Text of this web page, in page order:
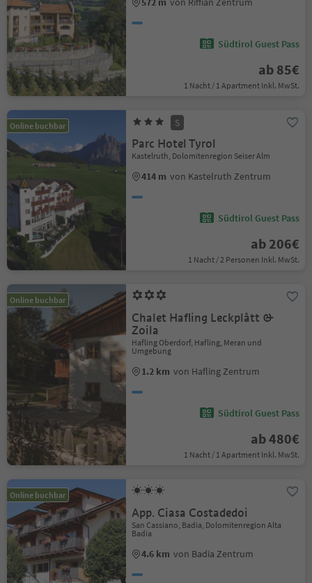
Südtirol Guest Pass
ab 85€
1 Nacht / 1 Apartment Inkl. MwSt.
Online buchbar S
Parc Hotel Tyrol
Kastelruth, Dolomitenregion Seiser Alm
414 m von Kastelruth Zentrum
Südtirol Guest Pass
ab 206€
1 Nacht / 2 Personen Inkl. MwSt.
Online buchbar
Chalet Hafling Leckplått &
Zoila
Hafling Oberdorf, Hafling, Meran und
Umgebung
1.2 km von Hafling Zentrum
Südtirol Guest Pass
ab 480€
1 Nacht / 1 Apartment Inkl. MwSt.
Online buchbar
App. Ciasa Costadedoi
San Cassiano, Badia, Dolomitenregion Alta
Badia
4.6 km von Badia Zentrum